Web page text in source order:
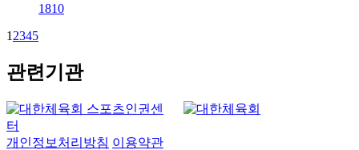
1810
1 2345
관련기관
개인정보처리방침 이용약관